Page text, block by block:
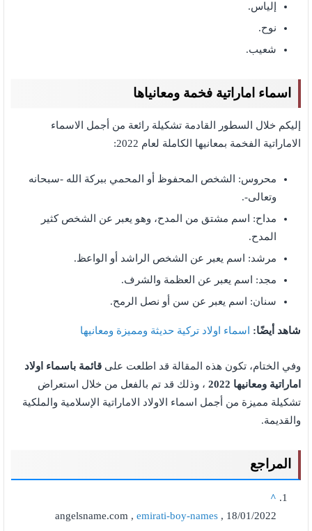
إلياس.
نوح.
شعيب.
اسماء اماراتية فخمة ومعانياها
إليكم خلال السطور القادمة تشكيلة رائعة من أجمل الاسماء
الاماراتية الفخمة بمعانيها الكاملة لعام 2022:
محروس: الشخص المحفوظ أو المحمي ببركة الله -سبحانه
وتعالى-.
مداح: اسم مشتق من المدح، وهو يعبر عن الشخص كثير
المدح.
مرشد: اسم يعبر عن الشخص الراشد أو الواعظ.
مجد: اسم يعبر عن العظمة والشرف.
سنان: اسم يعبر عن سن أو نصل الرمح.
شاهد أيضًا: اسماء اولاد تركية حديثة ومميزة ومعانيها
وفي الختام، تكون هذه المقالة قد اطلعت على قائمة باسماء اولاد
اماراتية ومعانيها 2022
، وذلك قد تم بالفعل من خلال استعراض
تشكيلة مميزة من أجمل اسماء الاولاد الاماراتية الإسلامية والملكية
والقديمة.
المراجع
^
angelsname.com , emirati-boy-names , 18/01/2022